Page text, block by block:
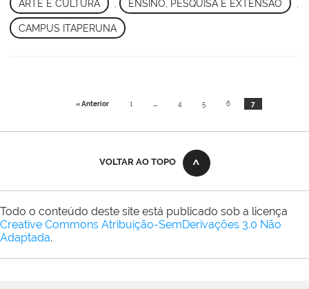
ARTE E CULTURA ENSINO, PESQUISA E EXTENSÃO
CAMPUS ITAPERUNA
« Anterior 1 ... 4 5 6 7
VOLTAR AO TOPO
Todo o conteúdo deste site está publicado sob a licença
Creative Commons Atribuição-SemDerivações 3.0 Não
Adaptada.